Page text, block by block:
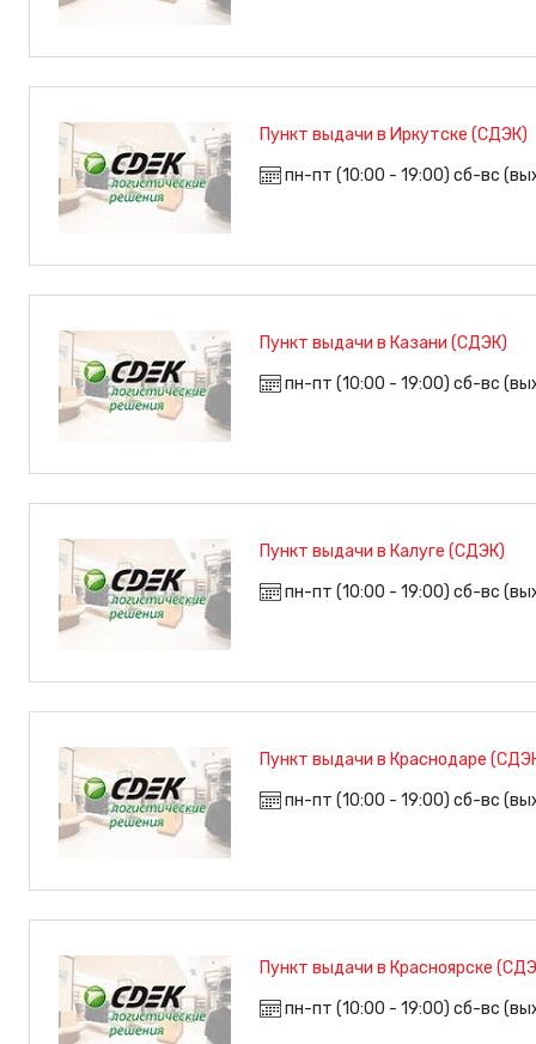
Пункт выдачи в Иркутске (СДЭК)
пн-пт (10:00 - 19:00) сб-вс
Пункт выдачи в Казани (СДЭК)
пн-пт (10:00 - 19:00) сб-вс
Пункт выдачи в Калуге (СДЭК)
пн-пт (10:00 - 19:00) сб-вс
Пункт выдачи в Краснодаре
пн-пт (10:00 - 19:00) сб-вс
Пункт выдачи в Красноярске
пн-пт (10:00 - 19:00) сб-вс